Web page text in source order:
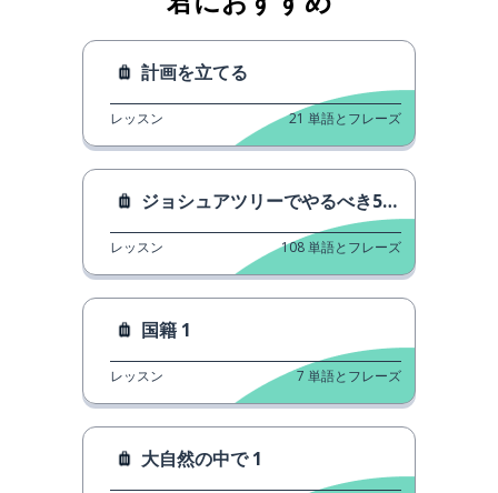
計画を立てる
レッスン 21 単語とフレーズ
ジョシュアツリーでやるべき5つのこと
レッスン 108単語とフレーズ
国籍 1
レッスン 7 単語とフレーズ
大自然の中で 1